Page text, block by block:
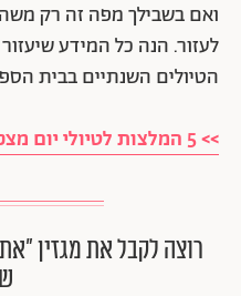
ואם בשבילך מפה זה רק
לעזור. הנה כל המידע
הטיולים השנתיים בבית
>> 5 המלצות לטיולי יום מצפון ועד דרום
רוצה לקבל את מגזין